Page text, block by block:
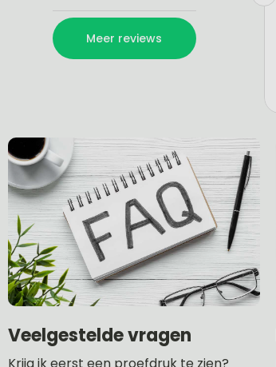
Veelgestelde vragen
Krijg ik eerst een proefdruk te zien?